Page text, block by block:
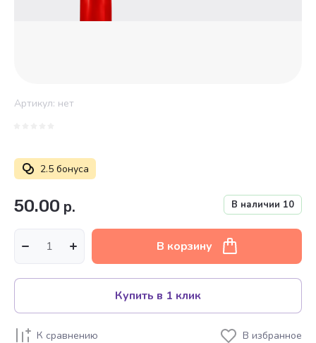
Артикул: нет
2.5 бонуса
В наличии 10
50.00 р.
В корзину
Купить в 1 клик
К сравнению В избранное